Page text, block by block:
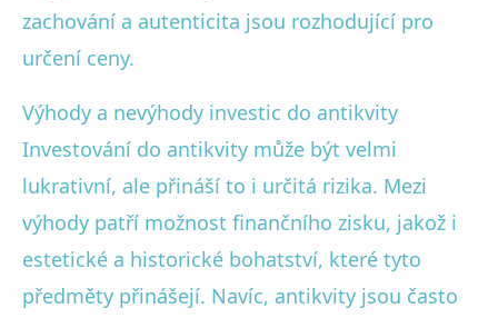
zachování a autenticita jsou rozhodující pro
určení ceny.
Výhody a nevýhody investic do antikvity
Investování do antikvity může být velmi
lukrativní, ale přináší to i určitá rizika. Mezi
výhody patří možnost finančního zisku, jakož i
estetické a historické bohatství, které tyto
předměty přinášejí. Navíc, antikvity jsou často